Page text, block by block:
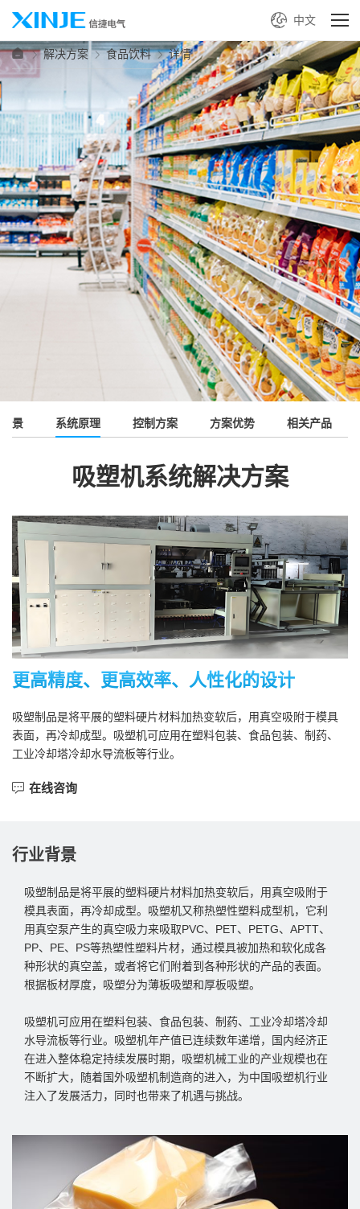
中文
解决方案 食品饮料 详情
景 系统原理 控制方案 方案优势 相关产品
吸塑机系统解决方案
更高精度、更高效率、人性化的设计
吸塑制品是将平展的塑料硬片材料加热变软后，用真空吸附于模具
表面，再冷却成型。吸塑机可应用在塑料包装、食品包装、制药、
工业冷却塔冷却水导流板等行业。
在线咨询
行业背景
吸塑制品是将平展的塑料硬片材料加热变软后，用真空吸附于
模具表面，再冷却成型。吸塑机又称热塑性塑料成型机，它利
用真空泵产生的真空吸力来吸取PVC、PET、PETG、APTT、
PP、PE、PS等热塑性塑料片材，通过模具被加热和软化成各
种形状的真空盖，或者将它们附着到各种形状的产品的表面。
根据板材厚度，吸塑分为薄板吸塑和厚板吸塑。
吸塑机可应用在塑料包装、食品包装、制药、工业冷却塔冷却
水导流板等行业。吸塑机年产值已连续数年递增，国内经济正
在进入整体稳定持续发展时期，吸塑机械工业的产业规模也在
不断扩大，随着国外吸塑机制造商的进入，为中国吸塑机行业
注入了发展活力，同时也带来了机遇与挑战。